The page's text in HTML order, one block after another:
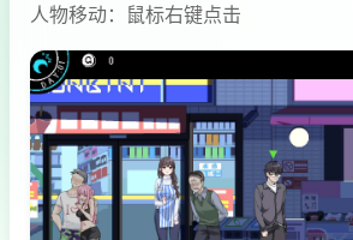
人物移动：鼠标右键点击